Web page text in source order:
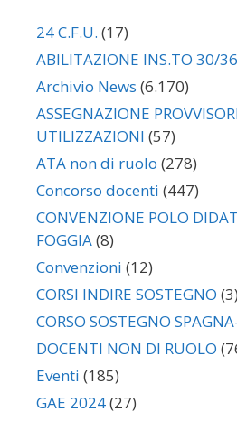
24 C.F.U. (17)
ABILITAZIONE INS.TO 30/
Archivio News (6.170)
ASSEGNAZIONE
UTILIZZAZIONI (57)
ATA non di ruolo (278)
Concorso docenti (447)
CONVENZIONE POLO
FOGGIA(8)
Convenzioni (12)
CORSI INDIRE SOSTEGNO (3)
CORSO SOSTEGNO
DOCENTI NON DI RUOLO
Eventi (185)
GAE 2024(27)